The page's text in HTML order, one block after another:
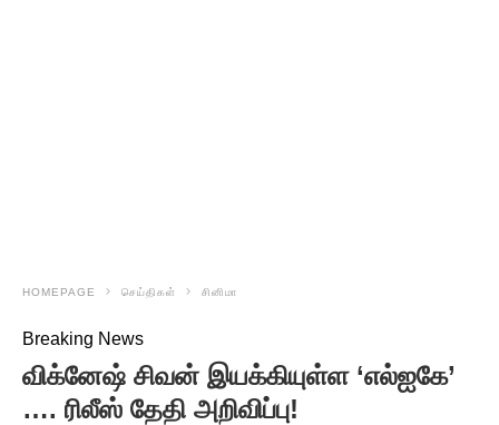
HOMEPAGE செய்திகள் சினிமா
Breaking News
விக்னேஷ் சிவன் இயக்கியுள்ள ‘எல்ஐகே’
…. ரிலீஸ் தேதி அறிவிப்பு!